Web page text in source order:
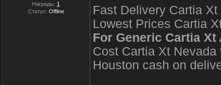
Награды: 1
Статус: Offline
Fast Delivery Cartia
Lowest Prices Cartia
For Generic Cartia
Cost Cartia Xt
Houston cash on